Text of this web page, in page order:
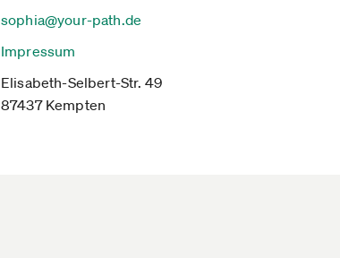
sophia@your-path.de
Impressum
Elisabeth-Selbert-Str. 49
87437 Kempten